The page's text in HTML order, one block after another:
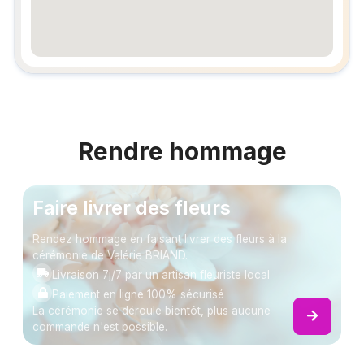
embedgooglemap.net
Rendre hommage
Faire livrer des fleurs
Rendez hommage en faisant livrer des fleurs à la
cérémonie de Valérie BRIAND.
Livraison 7j/7 par un artisan fleuriste local
Paiement en ligne 100% sécurisé
La cérémonie se déroule bientôt, plus aucune
commande n'est possible.